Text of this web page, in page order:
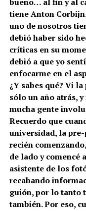
tiene Anton
uno de nosotros
debió haber sido
críticas en su
debió a que yo
enfocarme en el
¿Y sabes qué? Vi
sólo un año atrás,
mucha gente
Recuerdo que
universidad, la
recién
de lado y comencé
asistente de los
recabando
guión, por lo tanto
también. Por eso,